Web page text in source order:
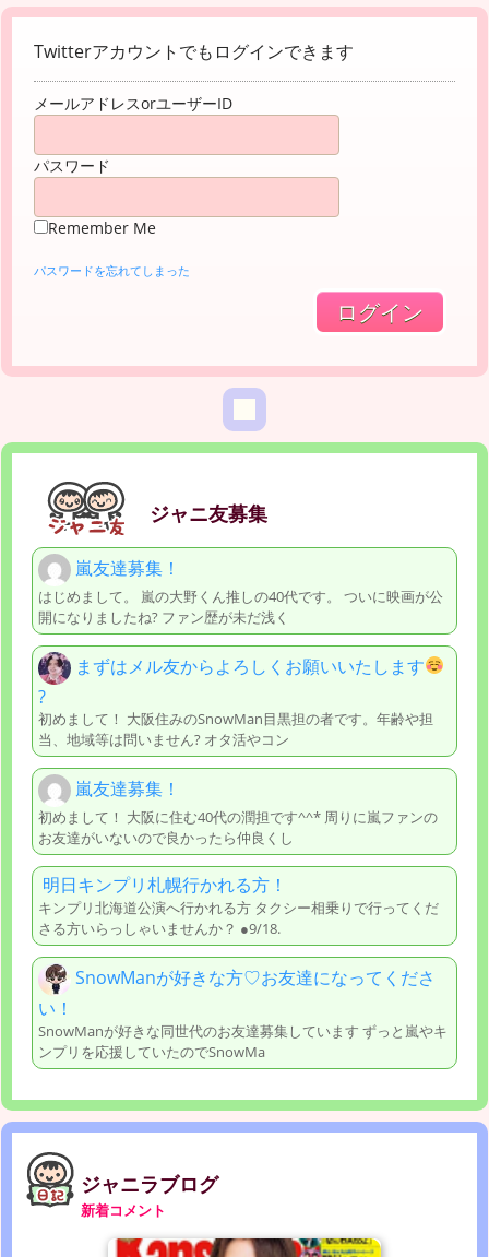
Twitterアカウントでもログインできます
メールアドレスorユーザーID
パスワード
Remember Me
パスワードを忘れてしまった
ジャニ友募集
嵐友達募集！
はじめまして。 嵐の大野くん推しの40代です。 ついに映画が公
開になりましたね? ファン歴が未だ浅く
まずはメル友からよろしくお願いいたします
?
初めまして！ 大阪住みのSnowMan目黒担の者です。年齢や担
当、地域等は問いません? オタ活やコン
嵐友達募集！
初めまして！ 大阪に住む40代の潤担です^^* 周りに嵐ファンの
お友達がいないので良かったら仲良くし
明日キンプリ札幌行かれる方！
キンプリ北海道公演へ行かれる方 タクシー相乗りで行ってくだ
さる方いらっしゃいませんか？ ●9/18.
SnowManが好きな方♡お友達になってくださ
い！
SnowManが好きな同世代のお友達募集しています ずっと嵐やキ
ンプリを応援していたのでSnowMa
ジャニラブログ
新着コメント